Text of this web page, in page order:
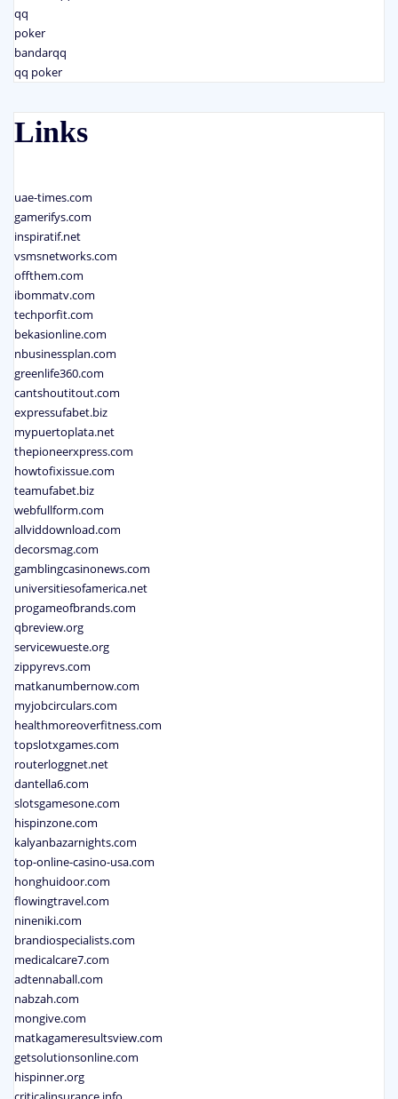
qq
poker
bandarqq
qq poker
Links
uae-times.com
gamerifys.com
inspiratif.net
vsmsnetworks.com
offthem.com
ibommatv.com
techporfit.com
bekasionline.com
nbusinessplan.com
greenlife360.com
cantshoutitout.com
expressufabet.biz
mypuertoplata.net
thepioneerxpress.com
howtofixissue.com
teamufabet.biz
webfullform.com
allviddownload.com
decorsmag.com
gamblingcasinonews.com
universitiesofamerica.net
progameofbrands.com
qbreview.org
servicewueste.org
zippyrevs.com
matkanumbernow.com
myjobcirculars.com
healthmoreoverfitness.com
topslotxgames.com
routerloggnet.net
dantella6.com
slotsgamesone.com
hispinzone.com
kalyanbazarnights.com
top-online-casino-usa.com
honghuidoor.com
flowingtravel.com
nineniki.com
brandiospecialists.com
medicalcare7.com
adtennaball.com
nabzah.com
mongive.com
matkagameresultsview.com
getsolutionsonline.com
hispinner.org